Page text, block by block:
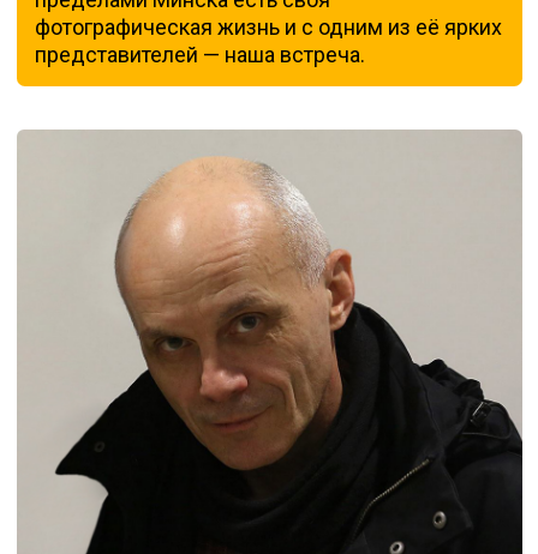
фотографическая жизнь и с одним из её ярких
представителей — наша встреча.